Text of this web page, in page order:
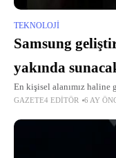
TEKNOLOJI
Samsung
yakında
En kişisel alanımız haline
GAZETE4 EDITÖR 6 AY